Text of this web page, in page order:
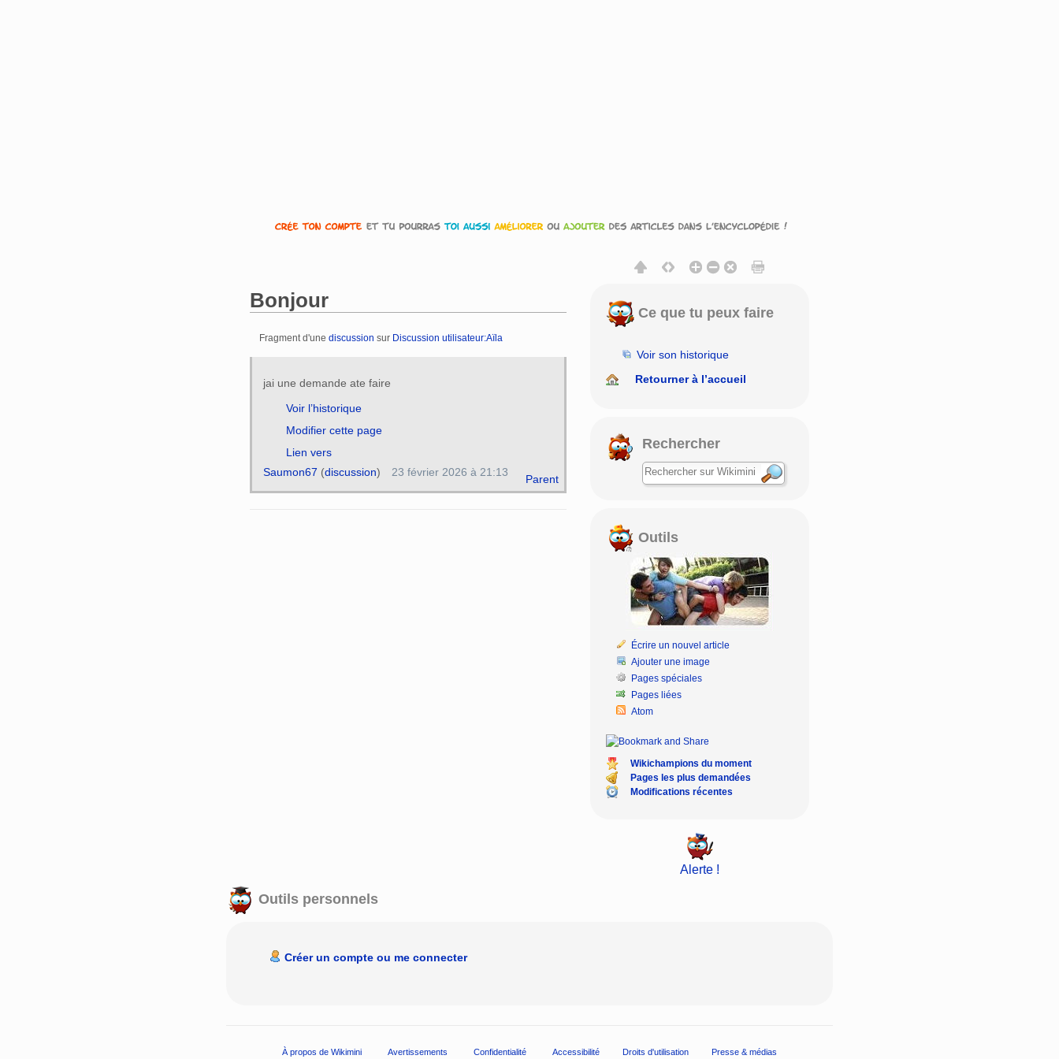
Bonjour
Fragment d'une discussion sur Discussion utilisateur:Aïla
jai une demande ate faire
Parent
Voir l’historique
Modifier cette page
Lien vers
Saumon67 (discussion) 23 février 2026 à 21:13
Ce que tu peux faire
Voir son historique
Retourner à l’accueil
Rechercher
Outils
Écrire un nouvel article
Ajouter une image
Pages spéciales
Pages liées
Atom
Wikichampions du moment
Pages les plus demandées
Modifications récentes
Alerte !
Outils personnels
Créer un compte ou me connecter
À propos de Wikimini Avertissements Confidentialité Accessibilité Droits d'utilisation Presse & médias